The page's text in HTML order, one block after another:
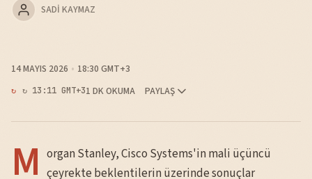
SADI KAYMAZ
14 MAYIS 2026 18:30 GMT+3
↻ 13:11 GMT+31 DK OKUMA PAYLAŞ
M organ Stanley, Cisco Systems'in mali üçüncü
çeyrekte beklentilerin üzerinde sonuçlar